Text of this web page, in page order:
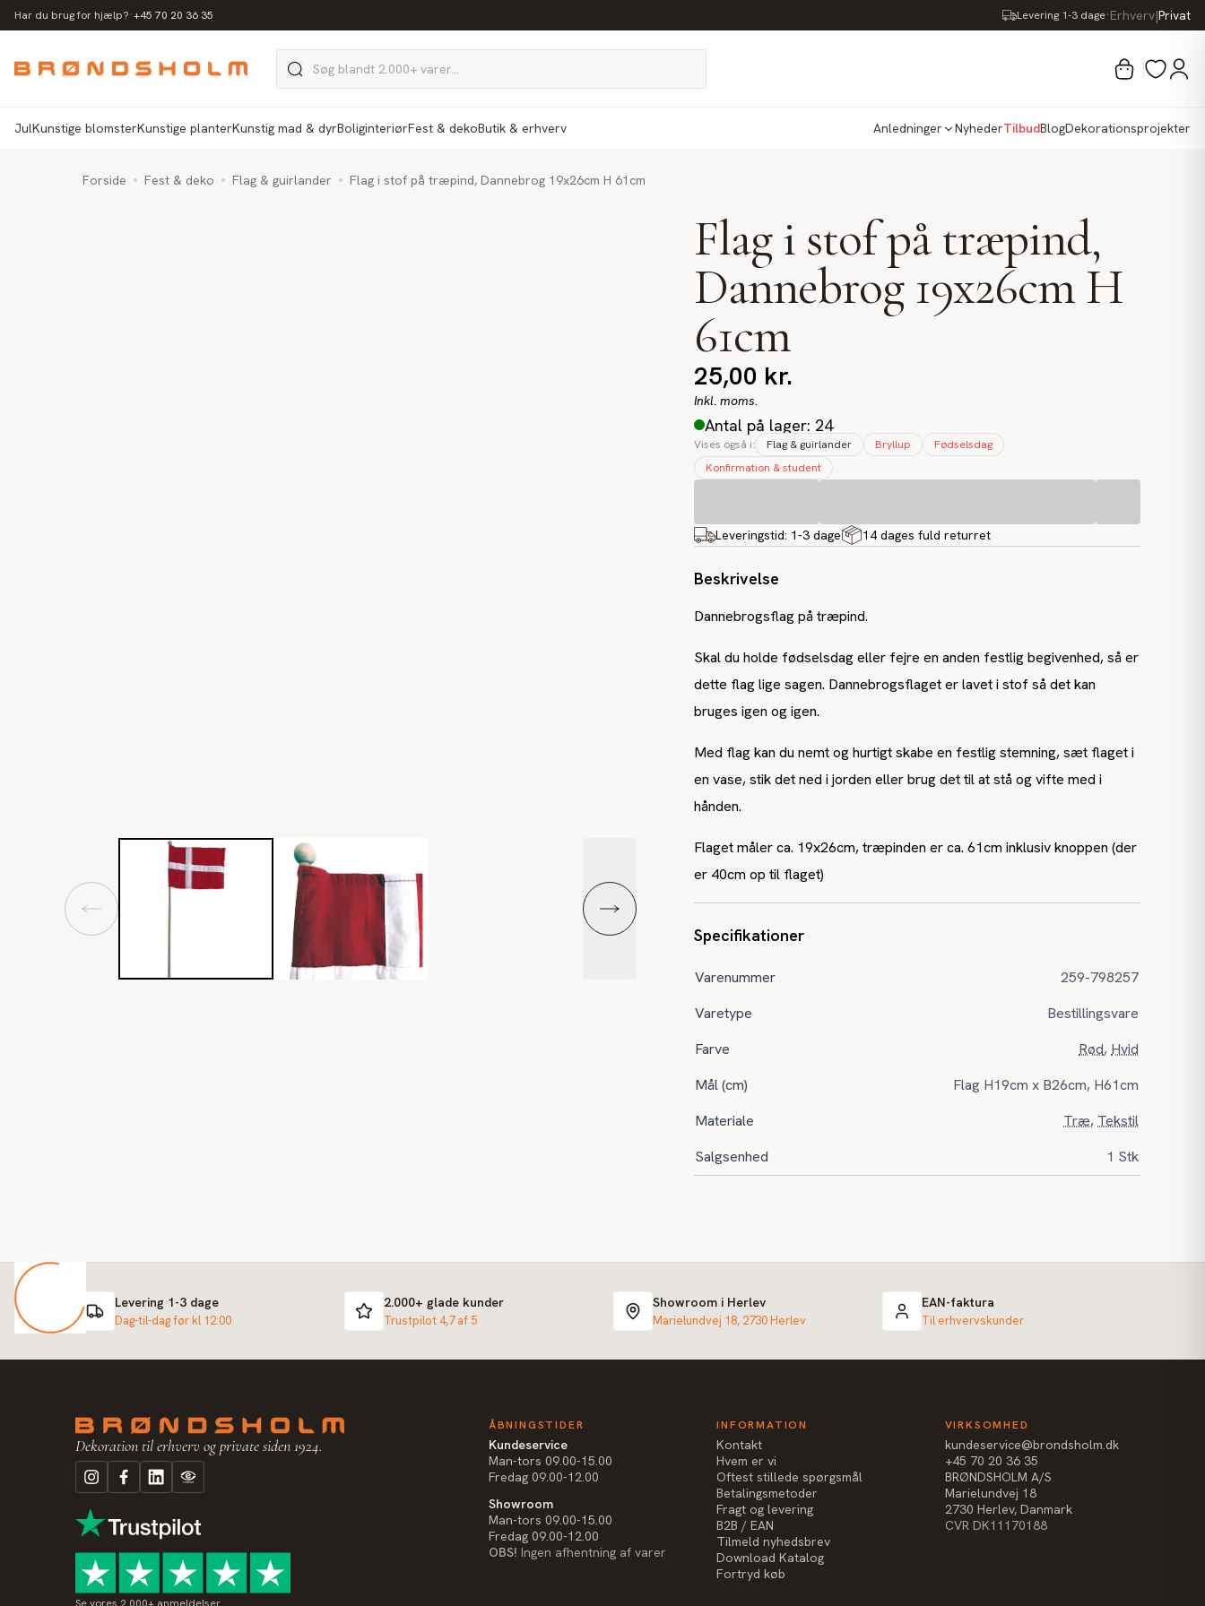
Har du brug for hjælp?·+45 70 20 36 35 Levering 1-3 dage·Erhverv|Privat
JulKunstige blomsterKunstige planterKunstig mad & dyrBoliginteriørFest & dekoButik & erhverv Anledninger NyhederTilbudBlogDekorationsprojekter
Forside Fest & deko Flag & guirlander Flag i stof på træpind, Dannebrog 19x26cm H 61cm
Flag i stof på træpind,
Dannebrog 19x26cm H
61cm
25,00 kr.
Inkl. moms.
Antal på lager: 24
Vises også i: Flag & guirlander Bryllup
Fødselsdag
Konfirmation & student
Leveringstid: 1-3 dage 14 dages fuld returret
Beskrivelse
Dannebrogsflag på træpind.
Skal du holde fødselsdag eller fejre en anden festlig begivenhed, så er
dette flag lige sagen. Dannebrogsflaget er lavet i stof så det kan
bruges igen og igen.
Med flag kan du nemt og hurtigt skabe en festlig stemning, sæt flaget i
en vase, stik det ned i jorden eller brug det til at stå og vifte med i
hånden.
Flaget måler ca. 19x26cm, træpinden er ca. 61cm inklusiv knoppen (der
er 40cm op til flaget)
Specifikationer
Varenummer
259-798257
Varetype
Bestillingsvare
Farve
Rød, Hvid
Mål (cm)
Flag H19cm x B26cm, H61cm
Materiale
Træ, Tekstil
Salgsenhed
1 Stk
Levering 1-3 dage
Dag-til-dag før kl 12:00
2.000+ glade kunder
Trustpilot 4,7 af 5
Showroom i Herlev
Marielundvej 18, 2730 Herlev
EAN-faktura
Til erhvervskunder
Dekoration til erhverv og private siden 1924.
Se vores 2.000+ anmeldelser
ÅBNINGSTIDER
Kundeservice
Man-tors 09.00-15.00
Fredag 09.00-12.00
Showroom
Man-tors 09.00-15.00
Fredag 09.00-12.00
OBS! Ingen afhentning af varer
INFORMATION
Kontakt
Hvem er vi
Oftest stillede spørgsmål
Betalingsmetoder
Fragt og levering
B2B / EAN
Tilmeld nyhedsbrev
Download Katalog
Fortryd køb
VIRKSOMHED
kundeservice@brondsholm.dk
+45 70 20 36 35
BRØNDSHOLM A/S
Marielundvej 18
2730 Herlev, Danmark
CVR DK11170188